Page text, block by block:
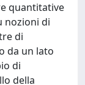
quantitative
nozioni di
di
da un lato
di
della